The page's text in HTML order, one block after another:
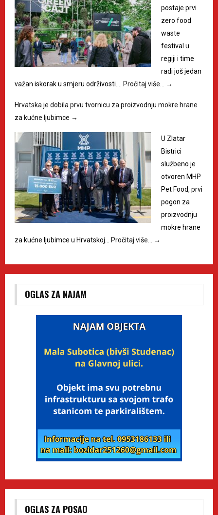
postaje prvi
zero food
waste
festival u
regiji i time
radi još jedan
važan iskorak u smjeru održivosti.…
Pročitaj više… →
Hrvatska je dobila prvu tvornicu za proizvodnju mokre hrane
za kućne ljubimce →
U Zlatar
Bistrici
službeno je
otvoren MHP
Pet Food, prvi
pogon za
proizvodnju
mokre hrane
za kućne ljubimce u Hrvatskoj…
Pročitaj više… →
OGLAS ZA NAJAM
OGLAS ZA POSAO